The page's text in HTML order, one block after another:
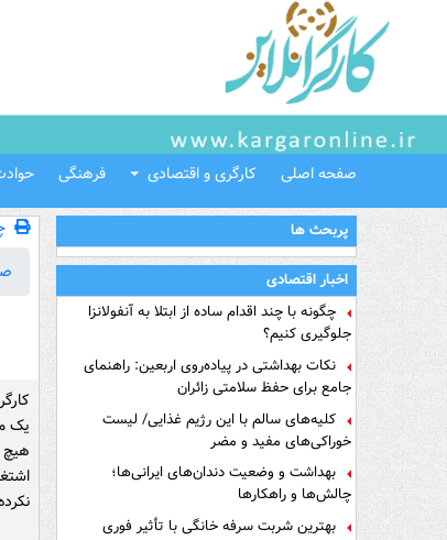
صفحه اصلی کارگری و اقتصادی فرهنگی
پربحث ها
اخبار اقتصادی
چگونه با چند اقدام ساده از ابتلا به آنفولانزا
جلوگیری کنیم؟
نکات بهداشتی در پیاده‌روی اربعین: راهنمای
جامع برای حفظ سلامتی زائران
کلیه‌های سالم با این رژیم غذایی/ لیست
خوراکی‌های مفید و مضر
بهداشت و وضعیت دندان‌های ایرانی‌ها؛
چالش‌ها و راهکارها
بهترین شربت سرفه خانگی با تأثیر فوری
یک